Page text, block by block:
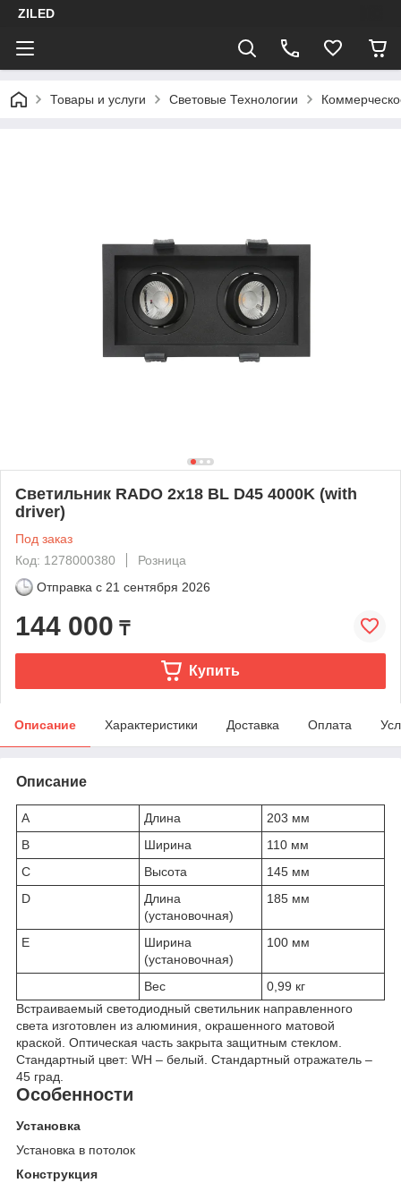
ZILED
Товары и услуги Световые Технологии
Светильник RADO 2x18 BL D45 4000K (with
driver)
Под заказ
Код: 1278000380
Розница
Отправка с 21 сентября 2026
144 000 ₸
Купить
Описание Характеристики Доставка Оплата
Описание
A Длина
203 мм
B
Ширина
110 мм
C
Высота
145 мм
D
Длина
(установочная)
185 мм
E
Ширина
(установочная)
100 мм
Вес
0,99 кг
Встраиваемый светодиодный светильник направленного
света изготовлен из алюминия, окрашенного матовой
краской. Оптическая часть закрыта защитным стеклом.
Стандартный цвет: WH – белый. Стандартный отражатель –
45 град.
Особенности
Установка
Установка в потолок
Конструкция